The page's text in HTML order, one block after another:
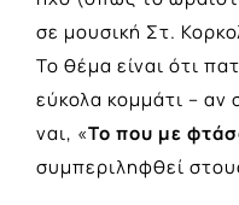
σε μουσική Στ.
Το θέμα είναι ότι
εύκολα κομμάτι –
ναι, «Το που με
συμπεριληφθεί